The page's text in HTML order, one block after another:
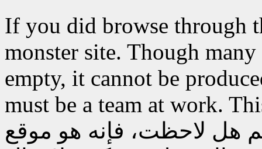
If you did browse through
monster site. Though
empty, it cannot be
must be a team at work.
هل لاحظت، فإنه هو موقع